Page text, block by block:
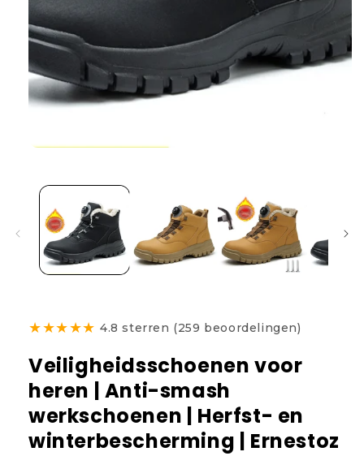
★★★★★ 4.8 sterren (259 beoordelingen)
Veiligheidsschoenen voor
heren | Anti-smash
werkschoenen | Herfst- en
winterbescherming | Ernestoz